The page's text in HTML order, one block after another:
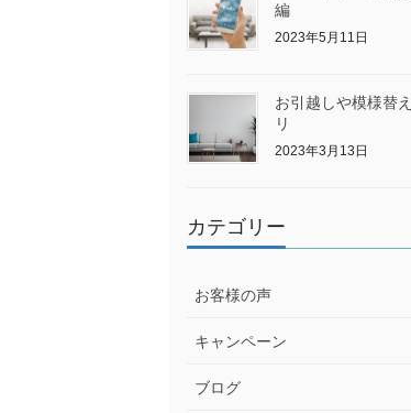
編
2023年5月11日
お引越しや模様替
リ
2023年3月13日
カテゴリー
お客様の声
キャンペーン
ブログ